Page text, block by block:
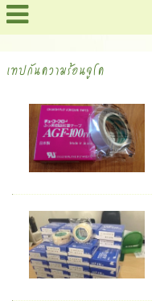
สารบัญเว็บไซต์ !
เทปกันความร้อนจูโค